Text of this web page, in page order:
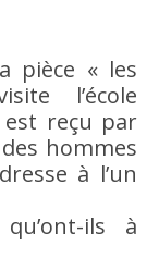
pièce « les
l’école
reçu par
hommes
à l’un
ils à